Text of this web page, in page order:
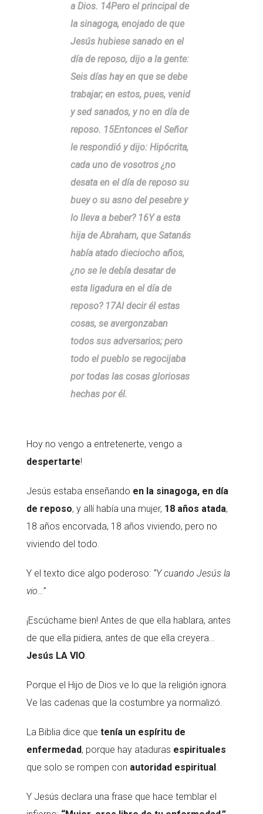
a Dios. 14Pero el principal de
la sinagoga, enojado de que
Jesús hubiese sanado en el
día de reposo, dijo a la gente:
Seis días hay en que se debe
trabajar; en estos, pues, venid
y sed sanados, y no en día de
reposo. 15Entonces el Señor
le respondió y dijo: Hipócrita,
cada uno de vosotros ¿no
desata en el día de reposo su
buey o su asno del pesebre y
lo lleva a beber? 16Y a esta
hija de Abraham, que Satanás
había atado dieciocho años,
¿no se le debía desatar de
esta ligadura en el día de
reposo? 17Al decir él estas
cosas, se avergonzaban
todos sus adversarios; pero
todo el pueblo se regocijaba
por todas las cosas gloriosas
hechas por él.
Hoy no vengo a entretenerte, vengo a
despertarte!
Jesús estaba enseñando en la sinagoga, en día
de reposo, y allí había una mujer, 18 años atada,
18 años encorvada, 18 años viviendo, pero no
viviendo del todo.
Y el texto dice algo poderoso: “Y cuando Jesús la
vio…”
¡Escúchame bien! Antes de que ella hablara, antes
de que ella pidiera, antes de que ella creyera…
Jesús LA VIO.
Porque el Hijo de Dios ve lo que la religión ignora.
Ve las cadenas que la costumbre ya normalizó.
La Biblia dice que tenía un espíritu de
enfermedad, porque hay ataduras espirituales
que solo se rompen con autoridad espiritual.
Y Jesús declara una frase que hace temblar el